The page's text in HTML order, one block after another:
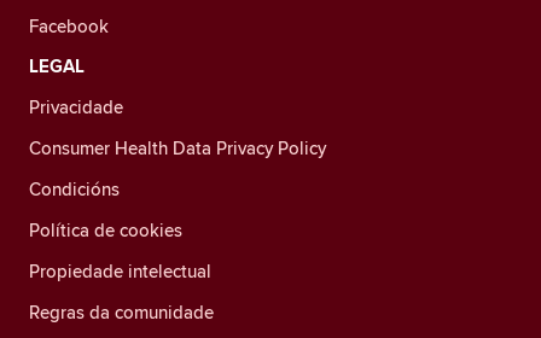
Facebook
LEGAL
Privacidade
Consumer Health Data Privacy Policy
Condicións
Política de cookies
Propiedade intelectual
Regras da comunidade